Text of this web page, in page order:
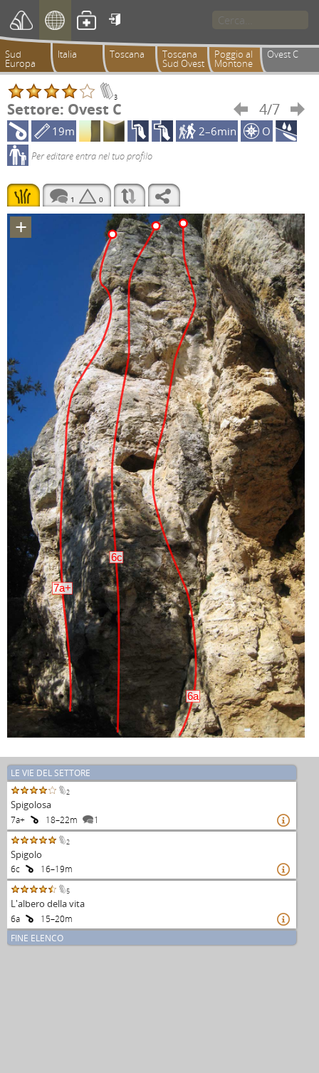

Sud
Europa
Italia Toscana Toscana
Sud Ovest
Poggio al
Montone
Ovest C
3
Settore: Ovest C  4/7

19m
2–6min O
Per editare entra nel tuo profilo
1 0
+
7a+
6c
6a
LE VIE DEL SETTORE
2
Spigolosa
7a+ 18–22m 1 
2
Spigolo
6c 16–19m 
5
L'albero della vita
6a 15–20m 
FINE ELENCO